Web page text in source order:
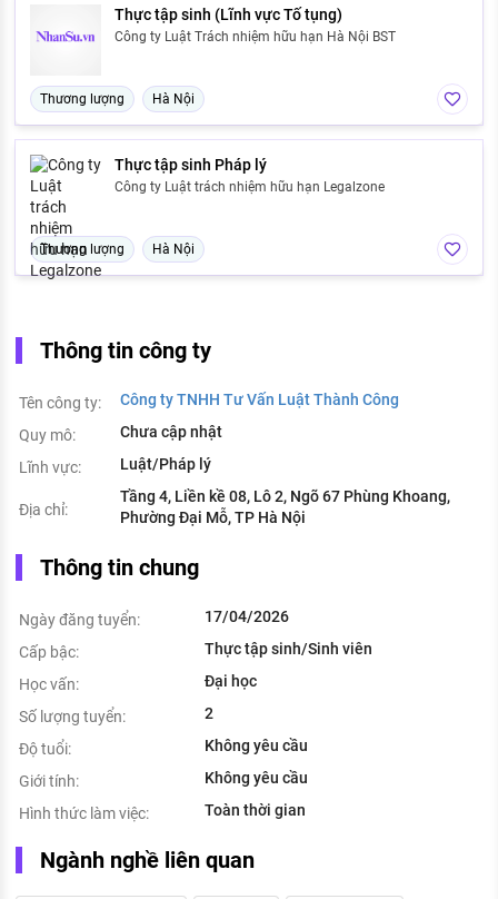
Thực tập sinh (Lĩnh vực Tố tụng)
Công ty Luật Trách nhiệm hữu hạn Hà Nội BST
Thương lượng Hà Nội
Thực tập sinh Pháp lý
Công ty Luật trách nhiệm hữu hạn Legalzone
Thương lượng Hà Nội
Thông tin công ty
Tên công ty:
Công ty TNHH Tư Vấn Luật Thành Công
Quy mô:
Chưa cập nhật
Lĩnh vực:
Luật/Pháp lý
Địa chỉ:
Tầng 4, Liền kề 08, Lô 2, Ngõ 67 Phùng Khoang,
Phường Đại Mỗ, TP Hà Nội
Thông tin chung
Ngày đăng tuyển:
17/04/2026
Cấp bậc:
Thực tập sinh/Sinh viên
Học vấn:
Đại học
Số lượng tuyển:
2
Độ tuổi:
Không yêu cầu
Giới tính:
Không yêu cầu
Hình thức làm việc:
Toàn thời gian
Ngành nghề liên quan